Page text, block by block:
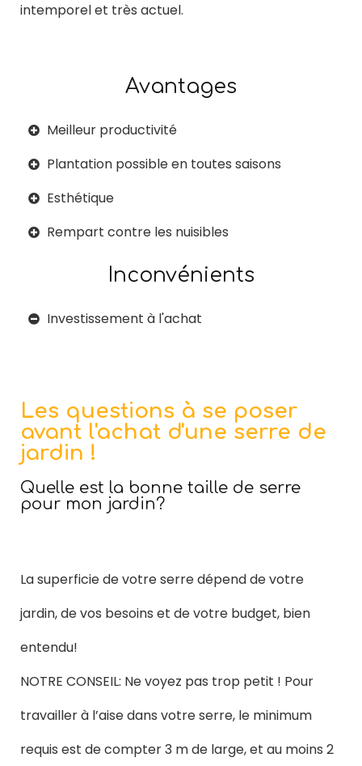
intemporel et très actuel.
Avantages
Meilleur productivité
Plantation possible en toutes saisons
Esthétique
Rempart contre les nuisibles
Inconvénients
Investissement à l'achat
Les questions à se poser
avant l'achat d'une serre de
jardin !
Quelle est la bonne taille de serre
pour mon jardin?
La superficie de votre serre dépend de votre
jardin, de vos besoins et de votre budget, bien
entendu!
NOTRE CONSEIL: Ne voyez pas trop petit ! Pour
travailler à l’aise dans votre serre, le minimum
requis est de compter 3 m de large, et au moins 2